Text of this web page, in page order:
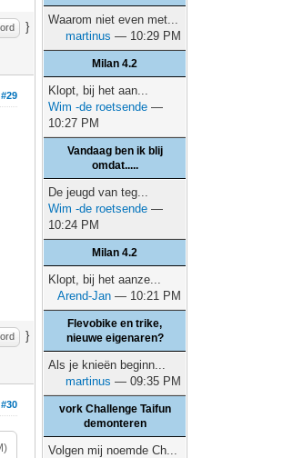
}
#29
}
#30
Waarom niet even met...
martinus — 10:29 PM
Milan 4.2
Klopt, bij het aan...
Wim -de roetsende —
10:27 PM
Vandaag ben ik blij
omdat.....
De jeugd van teg...
Wim -de roetsende —
10:24 PM
Milan 4.2
Klopt, bij het aanze...
Arend-Jan — 10:21 PM
Flevobike en trike,
nieuwe eigenaren?
Als je knieën beginn...
martinus — 09:35 PM
vork Challenge Taifun
demonteren
Volgen mij noemde Ch...